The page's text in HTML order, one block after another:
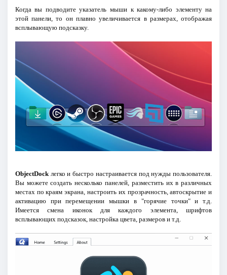
Когда вы подводите указатель мыши к какому-либо элементу на
этой панели, то он плавно увеличивается в размерах, отображая
всплывающую подсказку.
ObjectDockлегко и быстро настраивается под нужды пользователя.
Вы можете создать несколько панелей, разместить их в различных
местах по краям экрана, настроить их прозрачность, автоскрытие и
активацию при перемещении мышки в "горячие точки" и т.д.
Имеется смена иконок для каждого элемента, шрифтов
всплывающих подсказок, настройка цвета, размеров и т.д.